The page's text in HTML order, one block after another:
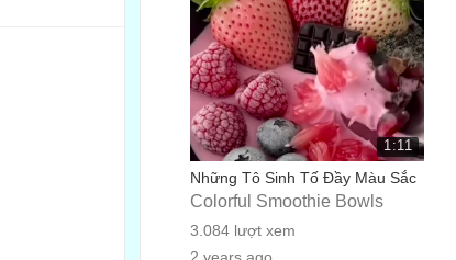
1:11
Những Tô Sinh Tố Đầy Màu Sắc
Colorful Smoothie Bowls
3.084 lượt xem